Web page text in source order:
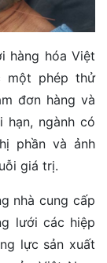
hàng hóa Việt
một phép thử
đơn hàng và
hạn, ngành có
phần và ảnh
giá trị.
nhà cung cấp
lưới các hiệp
lực sản xuất